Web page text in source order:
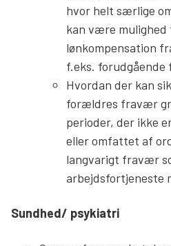
hvor helt særlige
kan være mulighed
lønkompensation
f.eks.
Hvordan der kan
forældres fravær
perioder, der ikke
eller omfattet af
langvarigt fravær
arbejdsfortjeneste
Sundhed/ psykiatri